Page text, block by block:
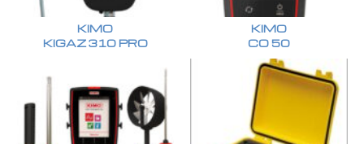
KIMO
KIGAZ 310 PRO
KIMO
CO 50